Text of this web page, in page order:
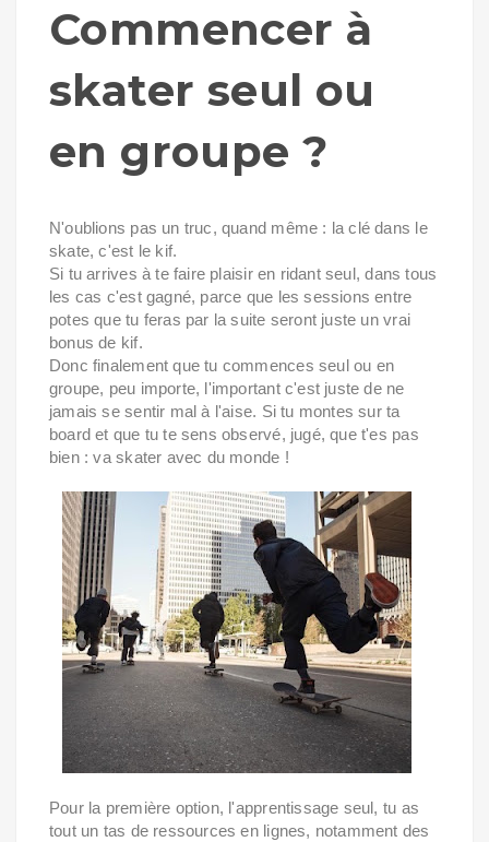
Commencer à
skater seul ou
en groupe ?
N'oublions pas un truc, quand même : la clé dans le
skate, c'est le kif.
Si tu arrives à te faire plaisir en ridant seul, dans tous
les cas c'est gagné, parce que les sessions entre
potes que tu feras par la suite seront juste un vrai
bonus de kif.
Donc finalement que tu commences seul ou en
groupe, peu importe, l'important c'est juste de ne
jamais se sentir mal à l'aise. Si tu montes sur ta
board et que tu te sens observé, jugé, que t'es pas
bien : va skater avec du monde !
Pour la première option, l'apprentissage seul, tu as
tout un tas de ressources en lignes, notamment des